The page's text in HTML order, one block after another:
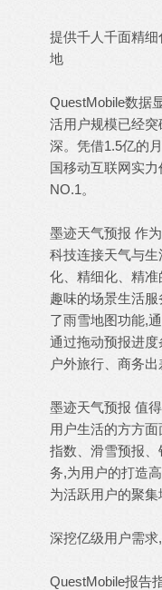
提供千人千面精
地
QuestMobile数据
活用户规模已经
深。凭借1.5亿的
国移动互联网实
NO.1。
墨迹天气预报 作
科技连接天气与
化、精细化、精
趣味的场景生活
了雨雪地图功能,
通过拖动预报进
户外旅行、商务
墨迹天气预报 值
用户生活的方方
指数、滑雪预报
务,为用户的打造
为活跃用户的聚集
深挖亿级用户需
QuestMobile报告